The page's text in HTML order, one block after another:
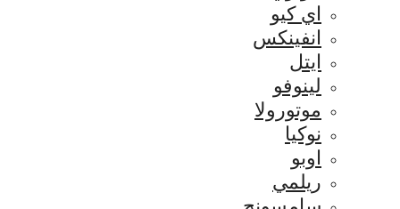
اي كيو
انفينكس
ايتل
لينوفو
موتورولا
نوكيا
اوبو
ريلمي